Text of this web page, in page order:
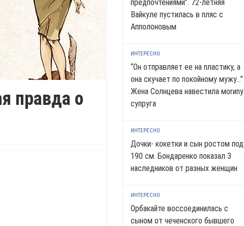
правда о
предпочтениями”. 72-летняя
Вайкуле пустилась в пляс с
Апполоновым
ИНТЕРЕСНО
“Он отправляет ее на пластику, а
она скучает по noкoйномy мужу…”
Жена Солнцева навестила моrиnу
супруга
ИНТЕРЕСНО
Дочки- кокетки и сын ростом под
190 см. Бондаренко показал 3
наследников от разных женщин
ИНТЕРЕСНО
Орбакайте воссоединилась с
сыном от чеченского бывшего